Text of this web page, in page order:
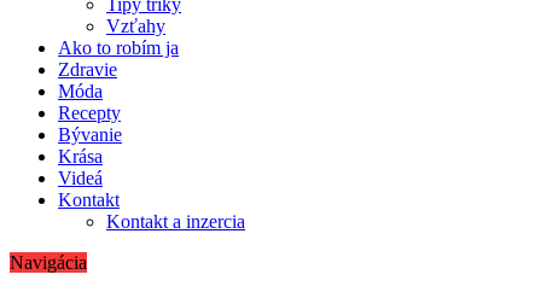
Tipy triky
Vzťahy
Ako to robím ja
Zdravie
Móda
Recepty
Bývanie
Krása
Videá
Kontakt
Kontakt a inzercia
Navigácia